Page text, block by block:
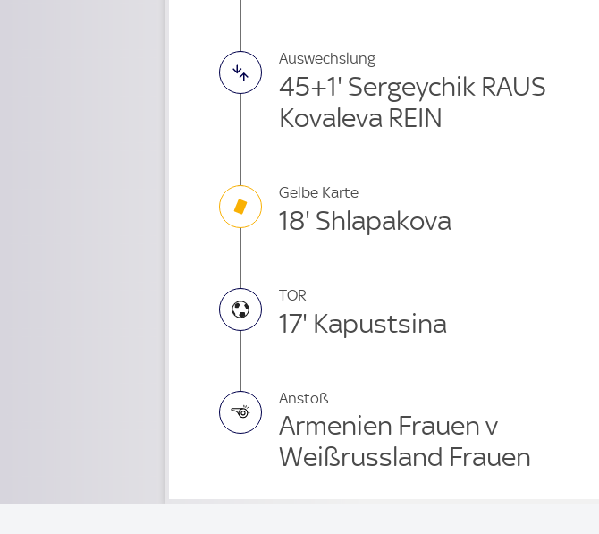
Auswechslung
45+1' Sergeychik RAUS
Kovaleva REIN
Gelbe Karte
18' Shlapakova
TOR
17' Kapustsina
Anstoß
Armenien Frauen v
Weißrussland Frauen